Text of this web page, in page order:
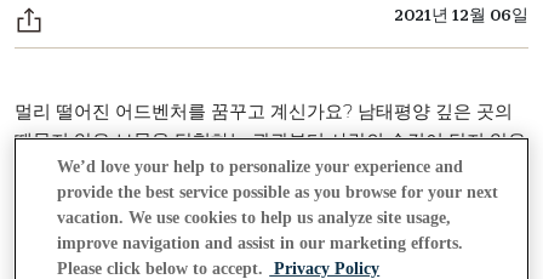
2021년 12월 06일
멀리 떨어진 어드벤처를 꿈꾸고 계신가요? 남태평양 깊은 곳의
때묻지 않은 보물을 탐험하는 관광부터 사람의 손길이 닿지 않은
무인도인피지()까지, 피지 방문은 완벽한 해답이 될 333 수 있
습니다. 어드벤처를 즐기고 싶으신 분이나 여유롭게 휴식을 취하
고 싶으신 분 등 모든 유형의 여행객을 위한 최고의 추천 일정을
모아두었으니 쉽게 계획을 세우실 수 있습니다.
We’d love your help to personalize your experience and
provide the best service possible as you browse for your next
vacation. We use cookies to help us analyze site usage,
improve navigation and assist in our marketing efforts.
Please click below to accept.
Privacy Policy